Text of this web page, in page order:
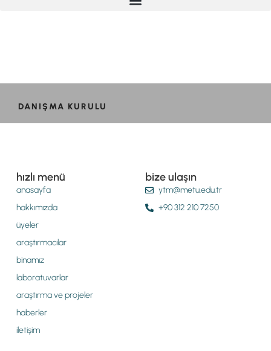
DANIŞMA KURULU
hızlı menü
anasayfa
hakkımızda
üyeler
araştırmacılar
binamız
laboratuvarlar
araştırma ve projeler
haberler
iletişim
bize ulaşın
ytm@metu.edu.tr
+90 312 210 7250